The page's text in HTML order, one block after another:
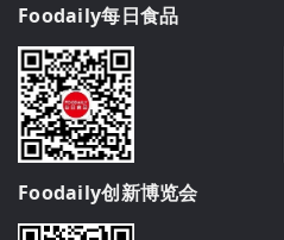
Foodaily每日食品
Foodaily创新博览会